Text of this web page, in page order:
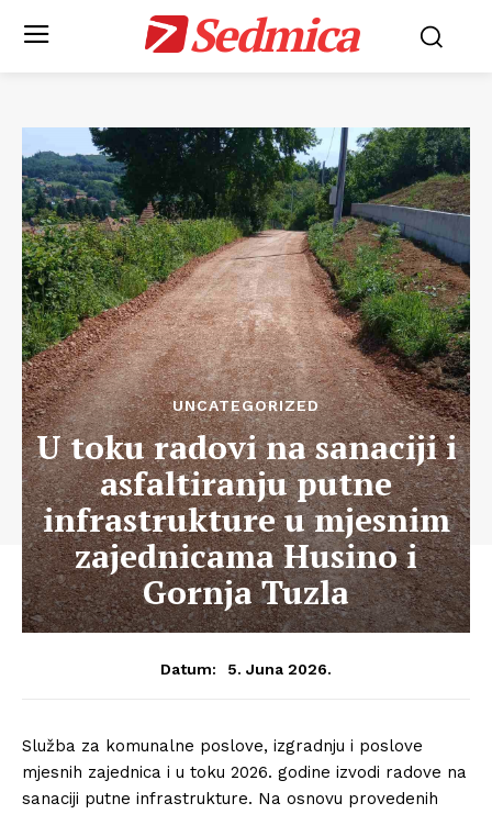
Sedmica
UNCATEGORIZED
U toku radovi na sanaciji i
asfaltiranju putne
infrastrukture u mjesnim
zajednicama Husino i
Gornja Tuzla
Datum: 5. Juna 2026.
Služba za komunalne poslove, izgradnju i poslove
mjesnih zajednica i u toku 2026. godine izvodi radove na
sanaciji putne infrastrukture. Na osnovu provedenih